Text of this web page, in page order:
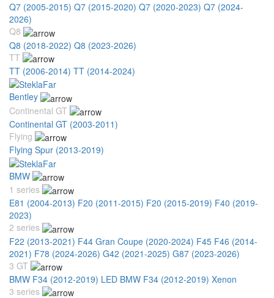
Q7 (2005-2015) Q7 (2015-2020) Q7 (2020-2023) Q7 (2024-
2026)
Q8
Q8 (2018-2022) Q8 (2023-2026)
TT
TT (2006-2014) TT (2014-2024)
Bentley
Continental GT
Continental GT (2003-2011)
Flying
Flying Spur (2013-2019)
BMW
1 series
E81 (2004-2013) F20 (2011-2015) F20 (2015-2019) F40 (2019-
2023)
2 series
F22 (2013-2021) F44 Gran Coupe (2020-2024) F45 F46 (2014-
2021) F78 (2024-2026) G42 (2021-2025) G87 (2023-2026)
3 GT
BMW F34 (2012-2019) LED BMW F34 (2012-2019) Xenon
3 series